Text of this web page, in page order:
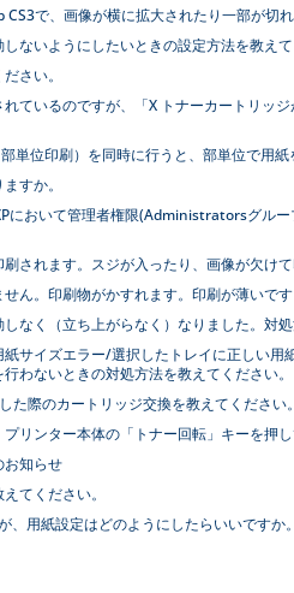
で、画像が横に拡大されたり一部が切
ないようにしたいときの設定方法を教え
さい。
ているのですが、「X トナーカートリッ
単位印刷）を同時に行うと、部単位で用
すか。
おいて管理者権限(Administratorsグル
されます。スジが入ったり、画像が欠け
ん。印刷物がかすれます。印刷が薄いで
なく（立ち上がらなく）なりました。対
サイズエラー/選択したトレイに正しい
わないときの対処方法を教えてください。
た際のカートリッジ交換を教えてください
プリンター本体の「トナー回転」キーを押
お知らせ
てください。
、用紙設定はどのようにしたらいいですか